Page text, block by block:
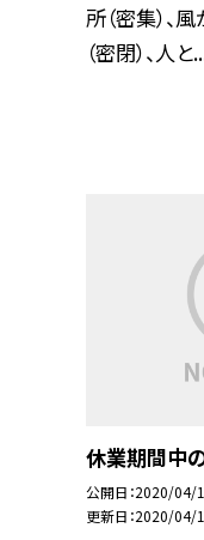
所（密集）、
（密閉）、人と
休業期間中
公開日 2020/04/
更新日 2020/04/